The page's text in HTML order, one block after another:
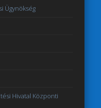
Ügynökség
Hivatal Központi